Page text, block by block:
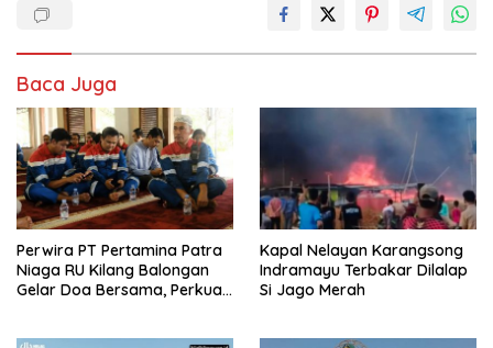
Baca Juga
Perwira PT Pertamina Patra
Niaga RU Kilang Balongan
Gelar Doa Bersama, Perkuat
Kapal Nelayan Karangsong
Indramayu Terbakar Dilalap
Si Jago Merah